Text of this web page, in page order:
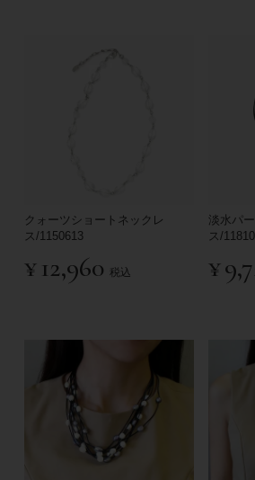
クォーツショートネックレ
ス/1150613
¥ 12,960 税込
淡水パ
ス/
¥